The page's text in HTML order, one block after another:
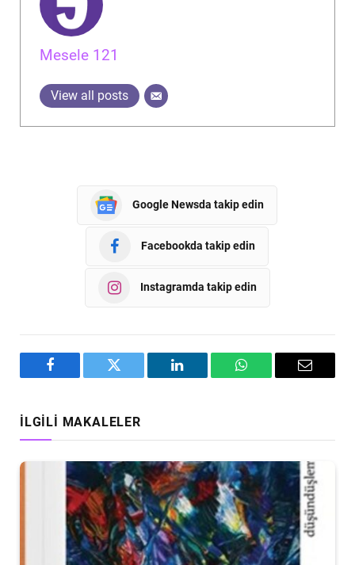
Mesele 121
View all posts
Google Newsda takip edin
Facebookda takip edin
Instagramda takip edin
Facebook Twitter LinkedIn WhatsAppEmail
İLGILI MAKALELER